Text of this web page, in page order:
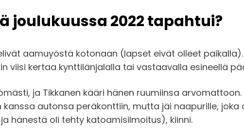
joulukuussa 2022 tapahtui?
aamuyöstä kotonaan (lapset eivät olleet
viisi kertaa kynttilänjalalla tai vastaavalla esineellä
ja Tikkanen kääri hänen ruumiinsa
autonsa peräkonttiin, mutta jäi naapurille,
hänestä oli tehty katoamisilmoitus), kiinni.